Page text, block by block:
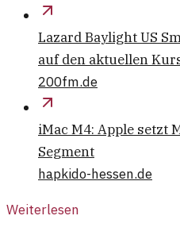
Lazard Baylight US
auf den aktuellen
200fm.de
iMac M4: Apple setzt
Segment
hapkido-hessen.de
Weiterlesen